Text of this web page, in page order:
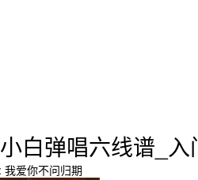
白弹唱六线谱_
我爱你不问归期